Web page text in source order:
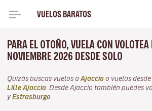
VUELOS BARATOS
PARA EL OTOÑO, VUELA CON VOLOTEA
NOVIEMBRE 2026 DESDE SOLO
Quizás buscas vuelos a Ajaccio o vuelos desde
Lille Ajaccio . Desde Ajaccio también puedes
y Estrasburgo